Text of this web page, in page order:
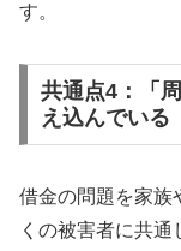
す。
共通点4：「
え込んでいる
借金の問題を家族
くの被害者に共